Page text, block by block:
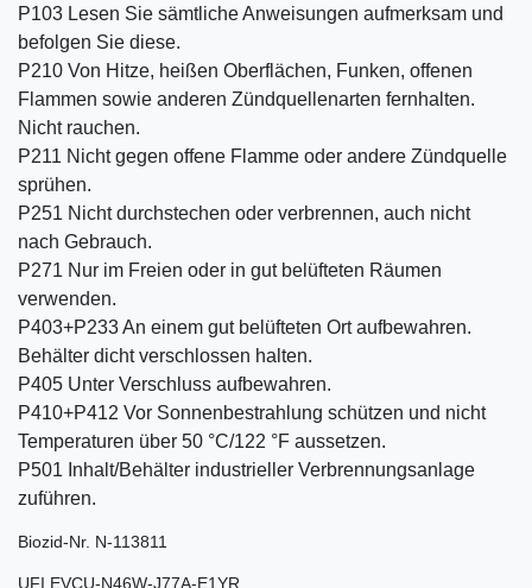
P103 Lesen Sie sämtliche Anweisungen aufmerksam und
befolgen Sie diese.
P210 Von Hitze, heißen Oberflächen, Funken, offenen
Flammen sowie anderen Zündquellenarten fernhalten.
Nicht rauchen.
P211 Nicht gegen offene Flamme oder andere Zündquelle
sprühen.
P251 Nicht durchstechen oder verbrennen, auch nicht
nach Gebrauch.
P271 Nur im Freien oder in gut belüfteten Räumen
verwenden.
P403+P233 An einem gut belüfteten Ort aufbewahren.
Behälter dicht verschlossen halten.
P405 Unter Verschluss aufbewahren.
P410+P412 Vor Sonnenbestrahlung schützen und nicht
Temperaturen über 50 °C/122 °F aussetzen.
P501 Inhalt/Behälter industrieller Verbrennungsanlage
zuführen.
Biozid-Nr. N-113811
UFI EVCU-N46W-J77A-E1YR